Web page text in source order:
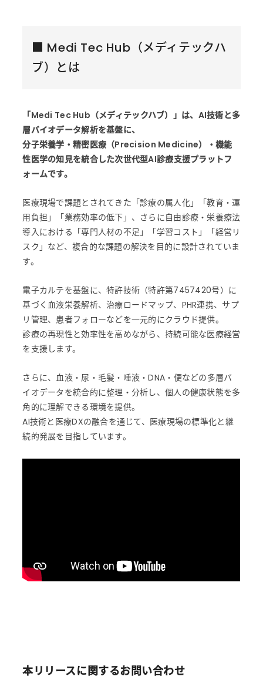
■ Medi Tec Hub（メディテックハ
ブ）とは
「Medi Tec Hub（メディテックハブ）」は、AI技術と多
層バイオデータ解析を基盤に、
分子栄養学・精密医療（Precision Medicine）・機能
性医学の知見を統合した次世代型AI診療支援プラットフ
ォームです。
医療現場で課題とされてきた「診療の属人化」「教育・運
用負担」「業務効率の低下」、さらに自由診療・栄養療法
導入における「専門人材の不足」「学習コスト」「経営リ
スク」など、複合的な課題の解決を目的に設計されていま
す。
電子カルテを基盤に、特許技術（特許第7457420号）に
基づく血液栄養解析、治療ロードマップ、PHR連携、サプ
リ管理、患者フォローなどを一元的にクラウド提供。
診療の再現性と効率性を高めながら、持続可能な医療経営
を支援します。
さらに、血液・尿・毛髪・唾液・DNA・便などの多層バ
イオデータを統合的に整理・分析し、個人の健康状態を多
角的に理解できる環境を提供。
AI技術と医療DXの融合を通じて、医療現場の標準化と継
続的発展を目指しています。
本リリースに関するお問い合わせ